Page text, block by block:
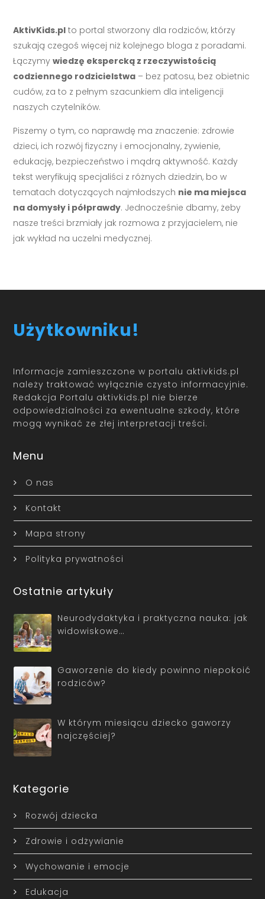
AktivKids.pl to portal stworzony dla rodziców, którzy
szukają czegoś więcej niż kolejnego bloga z poradami.
Łączymywiedzę ekspercką z rzeczywistością
codziennego rodzicielstwa – bez patosu, bez obietnic
cudów, za to z pełnym szacunkiem dla inteligencji
naszych czytelników.
Piszemy o tym, co naprawdę ma znaczenie: zdrowie
dzieci, ich rozwój fizyczny i emocjonalny, żywienie,
edukację, bezpieczeństwo i mądrą aktywność. Każdy
tekst weryfikują specjaliści z różnych dziedzin, bo w
tematach dotyczących najmłodszych nie ma miejsca
na domysły i półprawdy. Jednocześnie dbamy, żeby
nasze treści brzmiały jak rozmowa z przyjacielem, nie
jak wykład na uczelni medycznej.
Użytkowniku!
Informacje zamieszczone w portalu aktivkids.pl
należy traktować wyłącznie czysto informacyjnie.
Redakcja Portalu aktivkids.pl nie bierze
odpowiedzialności za ewentualne szkody, które
mogą wynikać ze złej interpretacji treści.
Menu
O nas
Kontakt
Mapa strony
Polityka prywatności
Ostatnie artykuły
Neurodydaktyka i praktyczna nauka: jak
widowiskowe…
Gaworzenie do kiedy powinno niepokoić
rodziców?
W którym miesiącu dziecko gaworzy
najczęściej?
Kategorie
Rozwój dziecka
Zdrowie i odżywianie
Wychowanie i emocje
Edukacja